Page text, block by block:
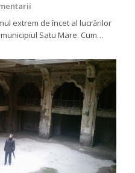
extrem de încet al lucrărilor
Satu Mare. Cum…